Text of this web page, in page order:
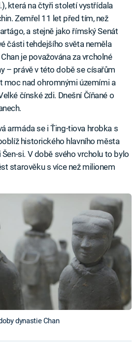
která na čtyři století vystřídala
Zemřel 11 let před tím, než
a stejně jako římský Senát
části tehdejšího světa neměla
je považována za vrcholné
– právě v této době se císařům
moc nad ohromnými územími a
čínské zdi. Dnešní Číňané o
armáda se i Ťing-tiova hrobka s
historického hlavního města
Šen-si. V době svého vrcholu to bylo
starověku s více než milionem
dynastie Chan